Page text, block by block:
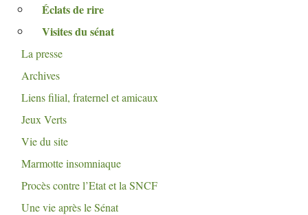
Éclats de rire
Visites du sénat
La presse
Archives
Liens filial, fraternel et amicaux
Jeux Verts
Vie du site
Marmotte insomniaque
Procès contre l’Etat et la SNCF
Une vie après le Sénat